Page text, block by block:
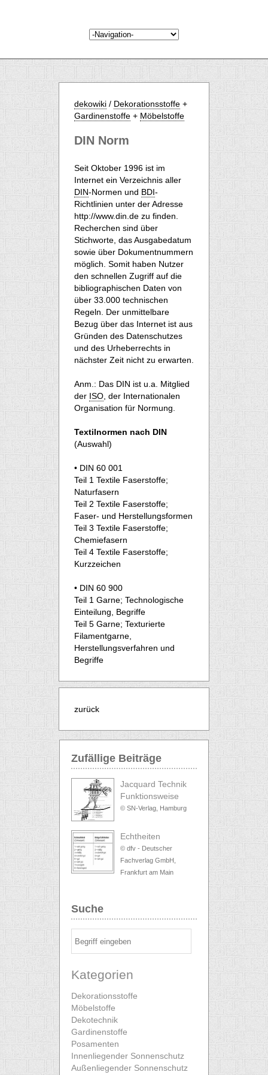
dekowiki / Dekorationsstoffe +
Gardinenstoffe + Möbelstoffe
DIN Norm
Seit Oktober 1996 ist im
Internet ein Verzeichnis aller
DIN-Normen und BDI-
Richtlinien unter der Adresse
http://www.din.de zu finden.
Recherchen sind über
Stichworte, das Ausgabedatum
sowie über Dokumentnummern
möglich. Somit haben Nutzer
den schnellen Zugriff auf die
bibliographischen Daten von
über 33.000 technischen
Regeln. Der unmittelbare
Bezug über das Internet ist aus
Gründen des Datenschutzes
und des Urheberrechts in
nächster Zeit nicht zu erwarten.
Anm.: Das DIN ist u.a. Mitglied
der ISO , der Internationalen
Organisation für Normung.
Textilnormen nach DIN
(Auswahl)
• DIN 60 001
Teil 1 Textile Faserstoffe;
Naturfasern
Teil 2 Textile Faserstoffe;
Faser- und Herstellungsformen
Teil 3 Textile Faserstoffe;
Chemiefasern
Teil 4 Textile Faserstoffe;
Kurzzeichen
• DIN 60 900
Teil 1 Garne; Technologische
Einteilung, Begriffe
Teil 5 Garne; Texturierte
Filamentgarne,
Herstellungsverfahren und
Begriffe
zurück
Zufällige Beiträge
Jacquard Technik
Funktionsweise
© SN-Verlag, Hamburg
Echtheiten
© dfv - Deutscher
Fachverlag GmbH,
Frankfurt am Main
Suche
Kategorien
Dekorationsstoffe
Möbelstoffe
Dekotechnik
Gardinenstoffe
Posamenten
Innenliegender Sonnenschutz
Außenliegender Sonnenschutz